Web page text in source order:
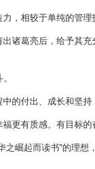
，相较于单纯的管理
诸葛亮后，给予其
的付出、成长和坚
更有质感。有目标的
之崛起而读书”的理